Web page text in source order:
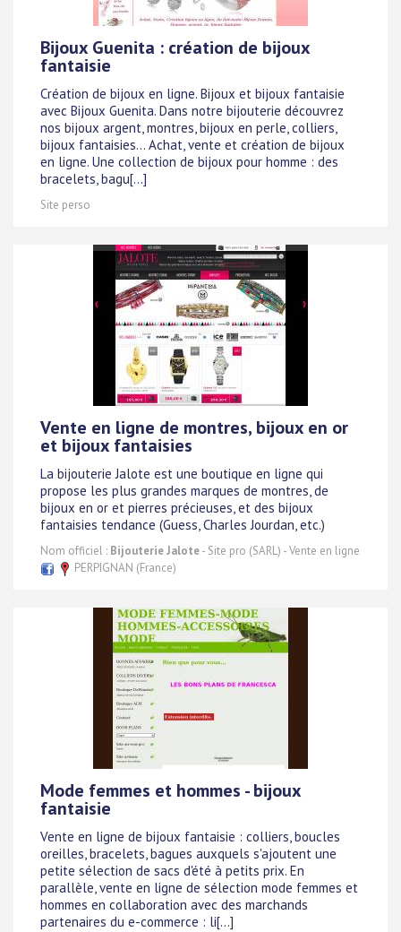
Bijoux Guenita : création de bijoux
fantaisie
Création de bijoux en ligne. Bijoux et bijoux fantaisie
avec Bijoux Guenita. Dans notre bijouterie découvrez
nos bijoux argent, montres, bijoux en perle, colliers,
bijoux fantaisies... Achat, vente et création de bijoux
en ligne. Une collection de bijoux pour homme : des
bracelets, bagu[...]
Site perso
Vente en ligne de montres, bijoux en or
et bijoux fantaisies
La bijouterie Jalote est une boutique en ligne qui
propose les plus grandes marques de montres, de
bijoux en or et pierres précieuses, et des bijoux
fantaisies tendance (Guess, Charles Jourdan, etc.)
Nom officiel : Bijouterie Jalote- Site pro (SARL) - Vente en ligne
PERPIGNAN (France)
Mode femmes et hommes - bijoux
fantaisie
Vente en ligne de bijoux fantaisie : colliers, boucles
oreilles, bracelets, bagues auxquels s'ajoutent une
petite sélection de sacs d'été à petits prix. En
parallèle, vente en ligne de sélection mode femmes et
hommes en collaboration avec des marchands
partenaires du e-commerce : li[...]